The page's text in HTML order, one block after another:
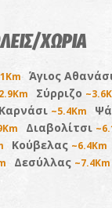
ΧΩΡΙΑ
Άγιος
Σύρριζο
Καρνάσι ~5.4Km
Διαβολίτσι
Κούβελας ~6.4Km
Δεσύλλας ~7.4Km